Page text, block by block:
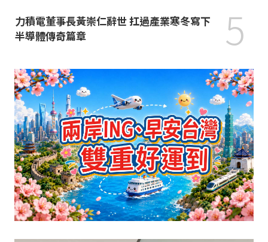
力積電董事長黃崇仁辭世 扛過產業寒冬寫下
半導體傳奇篇章
5